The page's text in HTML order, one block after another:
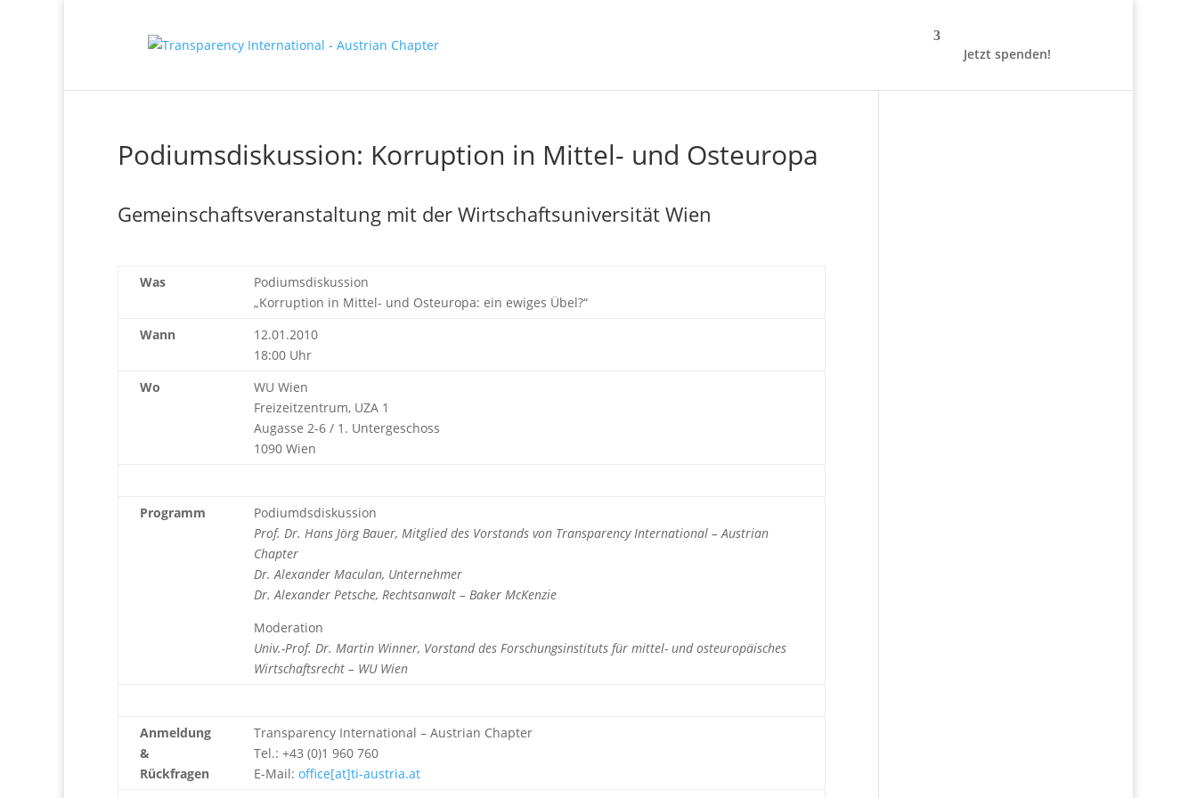
Jetzt spenden!
Podiumsdiskussion: Korruption in Mittel- und Osteuropa
Gemeinschaftsveranstaltung mit der Wirtschaftsuniversität Wien
Was
Podiumsdiskussion
„Korruption in Mittel- und Osteuropa: ein ewiges Übel?“
Wann
12.01.2010
18:00 Uhr
Wo
WU Wien
Freizeitzentrum, UZA 1
Augasse 2-6 / 1. Untergeschoss
1090 Wien
Programm
Podiumdsdiskussion
Prof. Dr. Hans Jörg Bauer, Mitglied des Vorstands von Transparency International – Austrian
Chapter
Dr. Alexander Maculan, Unternehmer
Dr. Alexander Petsche, Rechtsanwalt – Baker McKenzie
Moderation
Univ.-Prof. Dr. Martin Winner, Vorstand des Forschungsinstituts für mittel- und osteuropäisches
Wirtschaftsrecht – WU Wien
Anmeldung
&
Rückfragen
Transparency International – Austrian Chapter
Tel.: +43 (0)1 960 760
E-Mail: office[at]ti-austria.at